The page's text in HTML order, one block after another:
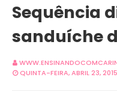
Sequência
sanduíche
QUINTA-FEIRA, ABRIL 23, 2015